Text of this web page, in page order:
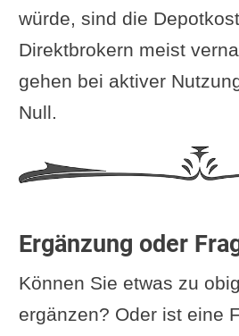
würde, sind die
Direktbrokern meist
gehen bei aktiver
Null.
Ergänzung oder
Können Sie etwas zu
ergänzen? Oder ist eine